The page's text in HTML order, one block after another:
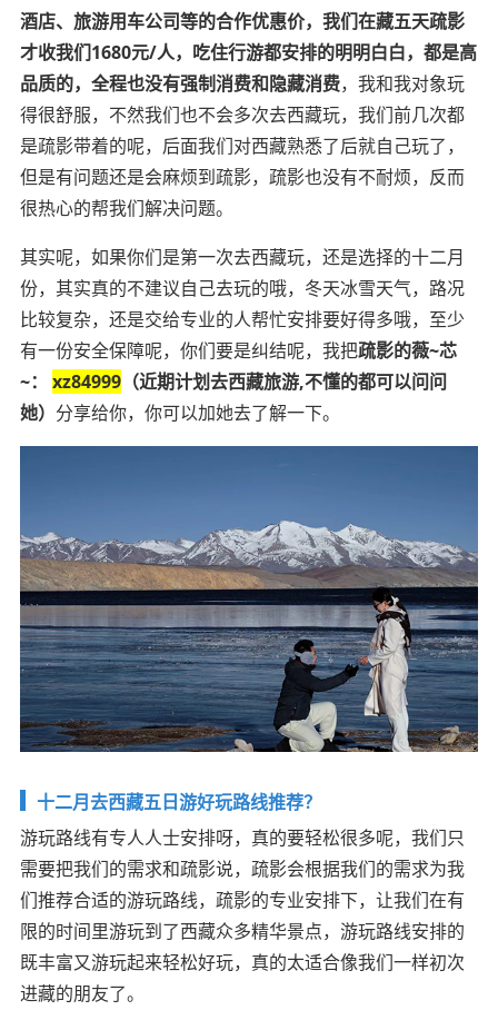
酒店、旅游用车公司等的合作优惠价，我们在藏五天疏影
才收我们1680元/人，吃住行游都安排的明明白白，都是高
品质的，全程也没有强制消费和隐藏消费，我和我对象玩
得很舒服，不然我们也不会多次去西藏玩，我们前几次都
是疏影带着的呢，后面我们对西藏熟悉了后就自己玩了，
但是有问题还是会麻烦到疏影，疏影也没有不耐烦，反而
很热心的帮我们解决问题。
其实呢，如果你们是第一次去西藏玩，还是选择的十二月
份，其实真的不建议自己去玩的哦，冬天冰雪天气，路况
比较复杂，还是交给专业的人帮忙安排要好得多哦，至少
有一份安全保障呢，你们要是纠结呢，我把疏影的薇~芯
~： xz84999（近期计划去西藏旅游,不懂的都可以问问
她） 分享给你，你可以加她去了解一下。
十二月去西藏五日游好玩路线推荐？
游玩路线有专人人士安排呀，真的要轻松很多呢，我们只
需要把我们的需求和疏影说，疏影会根据我们的需求为我
们推荐合适的游玩路线，疏影的专业安排下，让我们在有
限的时间里游玩到了西藏众多精华景点，游玩路线安排的
既丰富又游玩起来轻松好玩，真的太适合像我们一样初次
进藏的朋友了。